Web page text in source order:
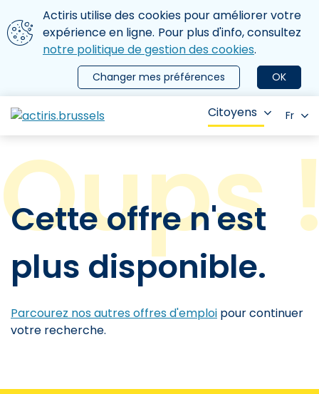
Aller au contenu principal
Nous utilisons des cookies
Actiris utilise des cookies pour améliorer votre
expérience en ligne. Pour plus d'info, consultez
notre politique de gestion des cookies.
OK
Changer mes préférences
le menu
Citoyens Fr
Cette offre n'est
plus disponible.
Parcourez nos autres offres d'emploi pour continuer
votre recherche.